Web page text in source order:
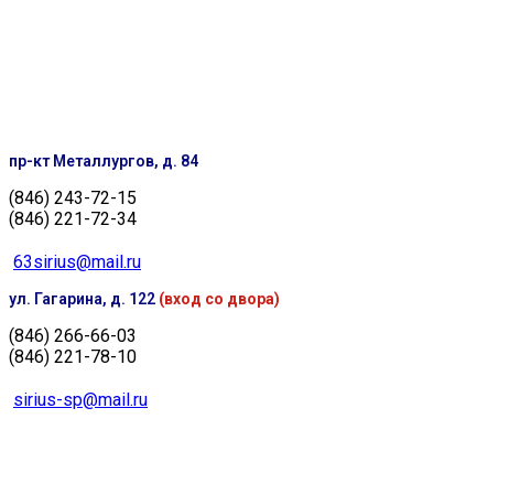
пр-кт Металлургов, д. 84
(846) 243-72-15
(846) 221-72-34
63sirius@mail.ru
ул. Гагарина, д. 122 (вход со двора)
(846) 266-66-03
(846) 221-78-10
sirius-sp@mail.ru